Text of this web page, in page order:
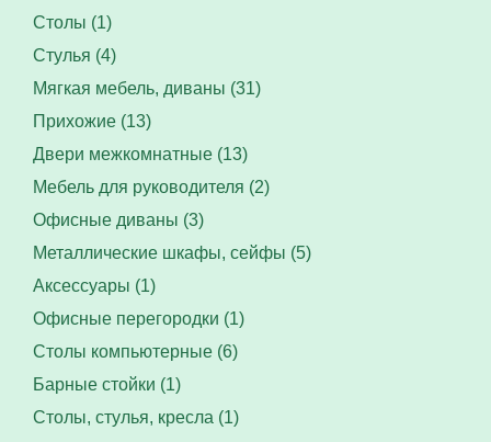
Столы (1)
Стулья (4)
Мягкая мебель, диваны (31)
Прихожие (13)
Двери межкомнатные (13)
Мебель для руководителя (2)
Офисные диваны (3)
Металлические шкафы, сейфы (5)
Аксессуары (1)
Офисные перегородки (1)
Столы компьютерные (6)
Барные стойки (1)
Столы, стулья, кресла (1)